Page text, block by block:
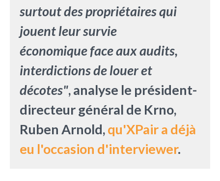
surtout despropriétaires qui
jouent leur survie
économiqueface aux audits,
interdictions delouer et
décotes", analyse le président-
directeur général de Krno,
Ruben Arnold,qu'XPair a déjà
eu l'occasion d'interviewer.